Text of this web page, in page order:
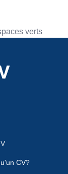
verts
CV?